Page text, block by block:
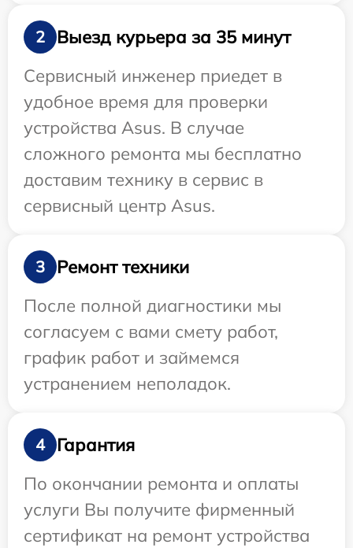
2
Выезд курьера за 35 минут
Сервисный инженер приедет в
удобное время для проверки
устройства Asus. В случае
сложного ремонта мы бесплатно
доставим технику в сервис в
сервисный центр Asus.
3
Ремонт техники
После полной диагностики мы
согласуем с вами смету работ,
график работ и займемся
устранением неполадок.
4
Гарантия
По окончании ремонта и оплаты
услуги Вы получите фирменный
сертификат на ремонт устройства